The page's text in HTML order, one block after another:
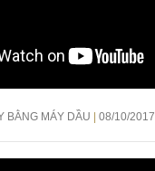
BẰNG MÁY DẦU 08/10/2017